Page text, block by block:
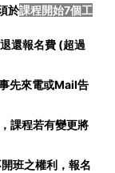
於課程開始7個工
還報名費 (超過
先來電或Mail告
課程若有變更將
班之權利，報名